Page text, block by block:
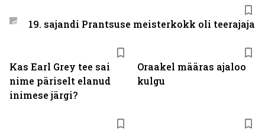
Kas Earl Grey tee sai
nime päriselt elanud
inimese järgi?
Oraakel määras ajaloo
kulgu
19. sajandi Prantsuse meisterkokk oli teerajaja